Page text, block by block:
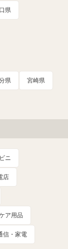
県
県 宮崎県
ニ
店
ア用品
信・家電